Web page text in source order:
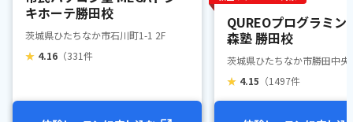
キホーテ勝田校
茨城県ひたちなか市石川町1-1 2F
★ 4.16 （331件
QUREOプログラミン
森塾 勝田校
茨城県ひたちなか市勝田中
★ 4.15 （1497件